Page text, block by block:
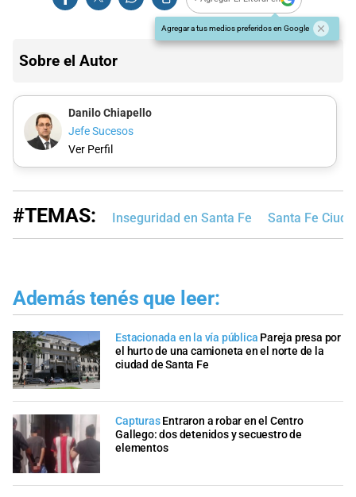
Agregar a tus medios preferidos en Google
Sobre el Autor
Danilo Chiapello
Jefe Sucesos
Ver Perfil
#TEMAS: Inseguridad en Santa Fe Santa Fe
Además tenés que leer:
Estacionada en la vía pública Pareja presa por
el hurto de una camioneta en el norte de la
ciudad de Santa Fe
CapturasEntraron a robar en el Centro
Gallego: dos detenidos y secuestro de
elementos